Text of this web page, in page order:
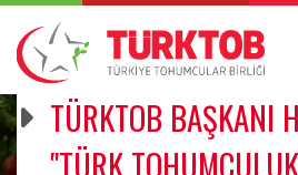
TÜRKTOB BAŞKANI
"TÜRK